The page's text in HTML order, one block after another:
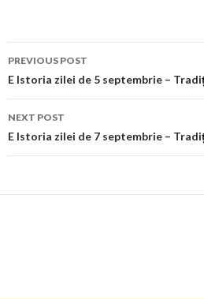
Post
navigation
PREVIOUS POST
E Istoria zilei de 5 septembrie –
NEXT POST
E Istoria zilei de 7 septembrie –